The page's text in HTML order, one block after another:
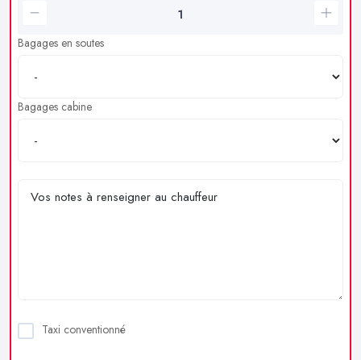
Bagages en soutes
Bagages cabine
Taxi conventionné